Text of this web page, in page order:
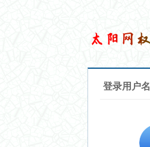
登录用户名